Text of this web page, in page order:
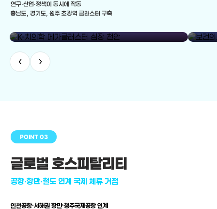
연구·산업·정책이 동시에 작동
충남도, 경기도, 원주 초광역 클러스터 구축
‹ ›
POINT 03
글로벌 호스피탈리티
공항·항만·철도 연계 국제 체류 거점
인천공항·서해권 항만·청주국제공항 연계